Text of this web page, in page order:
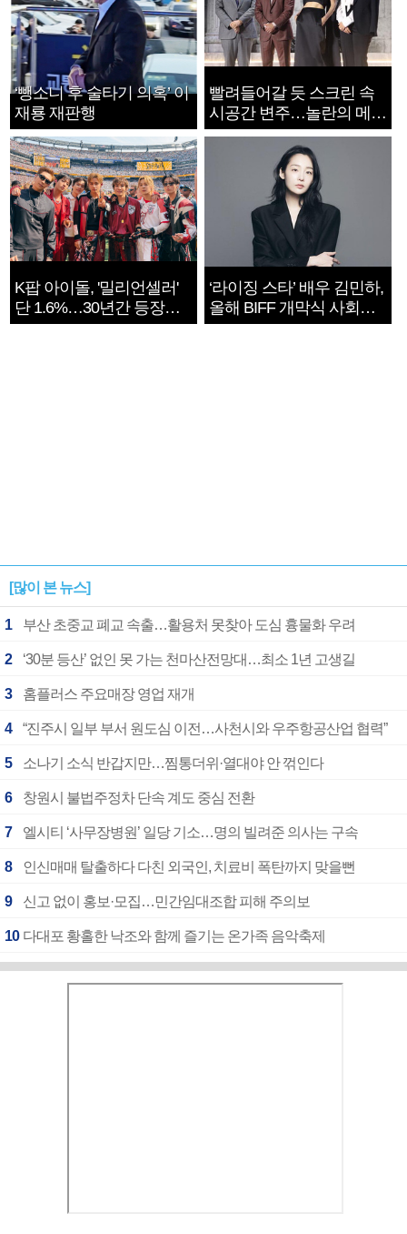
‘뺑소니 후 술타기 의혹’ 이
재룡 재판행
빨려들어갈 듯 스크린 속
시공간 변주…놀란의 메시
지는 ‘전쟁 속죄’
K팝 아이돌, '밀리언셀러'
단 1.6%…30년간 등장
1182개팀 전수조사
‘라이징 스타’ 배우 김민하,
올해 BIFF 개막식 사회자
확정
[많이 본 뉴스]
1 부산 초중교 폐교 속출…활용처 못찾아 도심 흉물화 우려
2 ‘30분 등산’ 없인 못 가는 천마산전망대…최소 1년 고생길
3 홈플러스 주요매장 영업 재개
4 “진주시 일부 부서 원도심 이전…사천시와 우주항공산업 협력”
5 소나기 소식 반갑지만…찜통더위·열대야 안 꺾인다
6 창원시 불법주정차 단속 계도 중심 전환
7 엘시티 ‘사무장병원’ 일당 기소…명의 빌려준 의사는 구속
8 인신매매 탈출하다 다친 외국인, 치료비 폭탄까지 맞을뻔
9 신고 없이 홍보·모집…민간임대조합 피해 주의보
10 다대포 황홀한 낙조와 함께 즐기는 온가족 음악축제